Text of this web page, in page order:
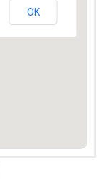
OK